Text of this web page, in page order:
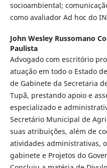
socioambiental;
como avaliador Ad hoc do
John Wesley Russomano
Paulista
Advogado com escritório
atuação em todo o Estado
de Gabinete da Secretaria
Tupã, prestando apoio e
especializado e
Secretário Municipal de
suas atribuições, além de
atividades administrativas,
gabinete e Projetos do